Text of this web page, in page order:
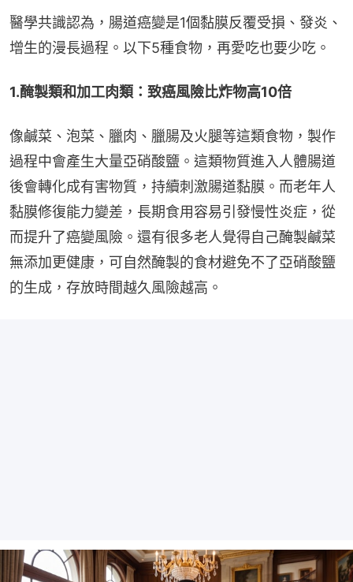
醫學共識認為，腸道癌變是1個黏膜反覆受損、發炎、
增生的漫長過程。以下5種食物，再愛吃也要少吃。
1.醃製類和加工肉類：致癌風險比炸物高10倍
像鹹菜、泡菜、臘肉、臘腸及火腿等這類食物，製作
過程中會產生大量亞硝酸鹽。這類物質進入人體腸道
後會轉化成有害物質，持續刺激腸道黏膜。而老年人
黏膜修復能力變差，長期食用容易引發慢性炎症，從
而提升了癌變風險。還有很多老人覺得自己醃製鹹菜
無添加更健康，可自然醃製的食材避免不了亞硝酸鹽
的生成，存放時間越久風險越高。